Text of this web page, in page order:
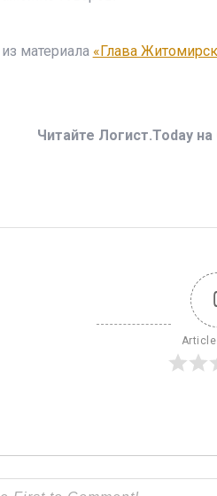
материала «Глава
Читайте Логист.Today на